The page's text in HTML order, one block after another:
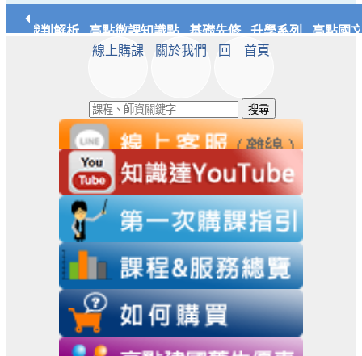
典裁判解析 高點微課知識點 基礎先修 升學系列 高點國文
知識達文化
線上購課 關於我們 回 首頁
搜尋